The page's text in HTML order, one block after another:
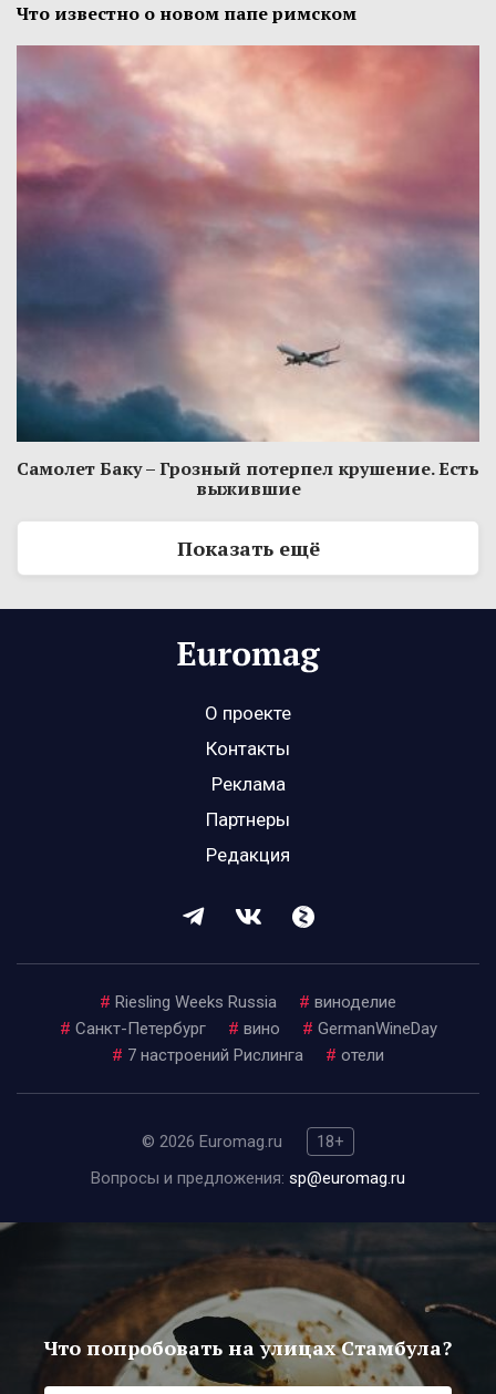
Что известно о новом папе римском
Самолет Баку – Грозный потерпел крушение. Есть
выжившие
Показать ещё
О проекте
Контакты
Реклама
Партнеры
Редакция
# Riesling Weeks Russia # виноделие
# Санкт-Петербург # вино # GermanWineDay
# 7 настроений Рислинга # отели
© 2026 Euromag.ru
18+
Вопросы и предложения: sp@euromag.ru
Что попробовать на улицах Стамбула?